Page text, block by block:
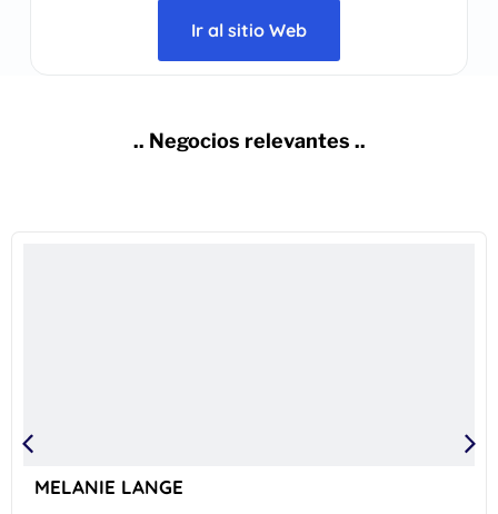
Ir al sitio Web
.. Negocios relevantes ..
MELANIE LANGE